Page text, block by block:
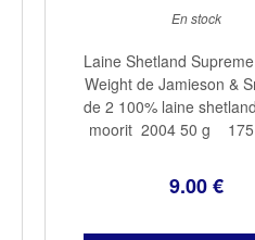
9.00€
En stock
Laine Shetland
Weight de Jamieson &
de 2 100% laine
moorit 2004 50 g 175